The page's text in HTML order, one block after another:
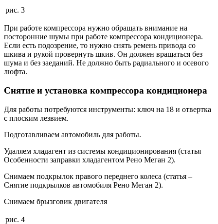
рис. 3
При работе компрессора нужно обращать внимание на
посторонние шумы при работе компрессора кондиционера.
Если есть подозрение, то нужно снять ремень привода со
шкива и рукой провернуть шкив. Он должен вращаться без
шума и без заеданий. Не должно быть радиального и осевого
люфта.
Снятие и установка компрессора кондиционера
Для работы потребуются инструменты: ключ на 18 и отвертка
с плоским лезвием.
Подготавливаем автомобиль для работы.
Удаляем хладагент из системы кондиционирования (статья –
Особенности заправки хладагентом Рено Меган 2).
Снимаем подкрылок правого переднего колеса (статья –
Снятие подкрылков автомобиля Рено Меган 2).
Снимаем брызговик двигателя
рис. 4